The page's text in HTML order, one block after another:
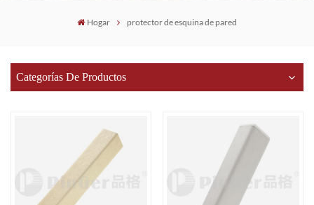
Hogar protector de esquina de pared
Categorías De Productos